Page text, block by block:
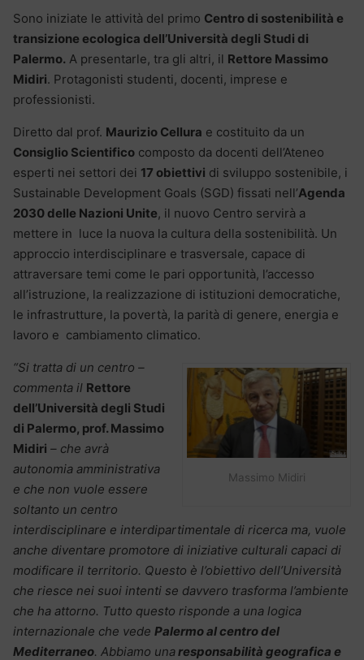
Sono iniziate le attività del primo Centro di sostenibilità e
transizione ecologica dell’Università degli Studi di
Palermo. A presentarle, tra gli altri, il Rettore Massimo
Midiri. Protagonisti studenti, docenti, imprese e
professionisti.
Diretto dal prof. Maurizio Cellura e costituito da un
Consiglio Scientifico composto da docenti dell’Ateneo
esperti nei settori dei 17 obiettivi di sviluppo sostenibile, i
Sustainable Development Goals (SGD) fissati nell’Agenda
2030 delle Nazioni Unite, il nuovo Centro servirà a
mettere in luce la nuova la cultura della sostenibilità. Un
approccio interdisciplinare e trasversale, capace di
attraversare temi come le pari opportunità, l’accesso
all’istruzione, la realizzazione di istituzioni democratiche,
le infrastrutture, la povertà, la parità di genere, energia e
lavoro e cambiamento climatico.
Massimo Midiri
“Si tratta di un centro –
commenta il Rettore
dell’Università degli Studi
di Palermo, prof. Massimo
Midiri – che avrà
autonomia amministrativa
e che non vuole essere
soltanto un centro
interdisciplinare e interdipartimentale di ricerca ma, vuole
anche diventare promotore di iniziative culturali capaci di
modificare il territorio. Questo è l’obiettivo dell’Università
che riesce nei suoi intenti se davvero trasforma l’ambiente
che ha attorno. Tutto questo risponde a una logica
internazionale che vede Palermo al centro del
Mediterraneo. Abbiamo unaresponsabilità geografica e